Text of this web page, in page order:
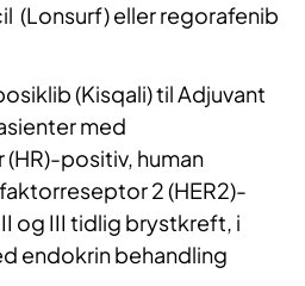
(Lonsurf) eller regorafenib
(Kisqali) til Adjuvant
med
positiv, human
2 (HER2)-
og III tidlig brystkreft, i
endokrin behandling